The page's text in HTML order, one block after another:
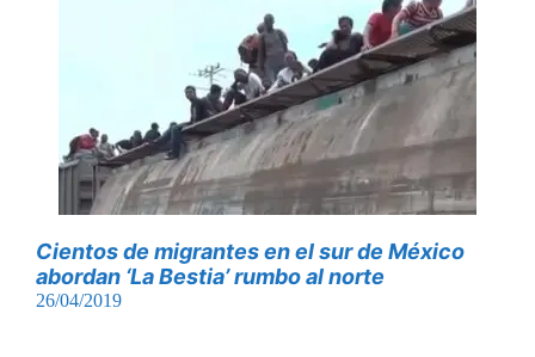
Cientos de migrantes en el sur de México
abordan ‘La Bestia’ rumbo al norte
26/04/2019